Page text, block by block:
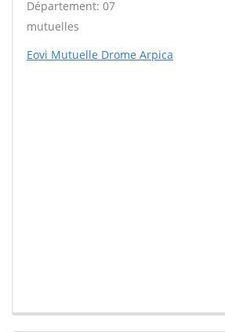
Département: 07
mutuelles
Eovi Mutuelle Drome Arpica